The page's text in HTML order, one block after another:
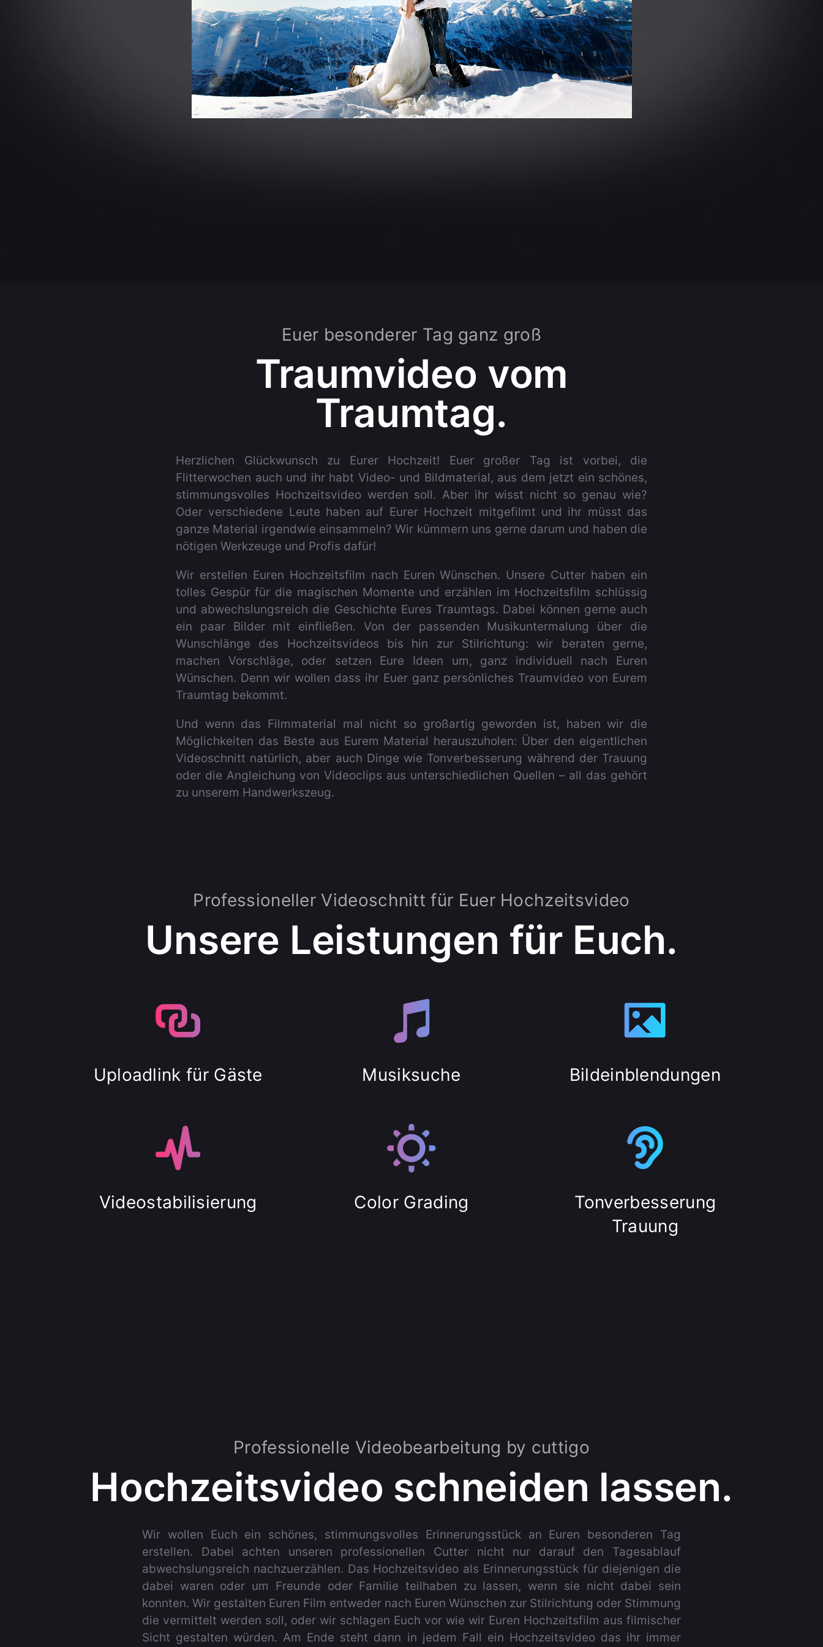
Euer besonderer Tag ganz groß
Traumvideo vom
Traumtag.
Herzlichen Glückwunsch zu Eurer Hochzeit! Euer großer Tag ist vorbei, die
Flitterwochen auch und ihr habt Video- und Bildmaterial, aus dem jetzt ein schönes,
stimmungsvolles Hochzeitsvideo werden soll. Aber ihr wisst nicht so genau wie?
Oder verschiedene Leute haben auf Eurer Hochzeit mitgefilmt und ihr müsst das
ganze Material irgendwie einsammeln? Wir kümmern uns gerne darum und haben die
nötigen Werkzeuge und Profis dafür!
Wir erstellen Euren Hochzeitsfilm nach Euren Wünschen. Unsere Cutter haben ein
tolles Gespür für die magischen Momente und erzählen im Hochzeitsfilm schlüssig
und abwechslungsreich die Geschichte Eures Traumtags. Dabei können gerne auch
ein paar Bilder mit einfließen. Von der passenden Musikuntermalung über die
Wunschlänge des Hochzeitsvideos bis hin zur Stilrichtung: wir beraten gerne,
machen Vorschläge, oder setzen Eure Ideen um, ganz individuell nach Euren
Wünschen. Denn wir wollen dass ihr Euer ganz persönliches Traumvideo von Eurem
Traumtag bekommt.
Und wenn das Filmmaterial mal nicht so großartig geworden ist, haben wir die
Möglichkeiten das Beste aus Eurem Material herauszuholen: Über den eigentlichen
Videoschnitt natürlich, aber auch Dinge wie Tonverbesserung während der Trauung
oder die Angleichung von Videoclips aus unterschiedlichen Quellen – all das gehört
zu unserem Handwerkszeug.
Professioneller Videoschnitt für Euer Hochzeitsvideo
Unsere Leistungen für Euch.
Uploadlink für Gäste Musiksuche Bildeinblendungen
Videostabilisierung Color Grading
Tonverbesserung
Trauung
Professionelle Videobearbeitung by cuttigo
Hochzeitsvideo schneiden lassen.
Wir wollen Euch ein schönes, stimmungsvolles Erinnerungsstück an Euren besonderen Tag
erstellen. Dabei achten unseren professionellen Cutter nicht nur darauf den Tagesablauf
abwechslungsreich nachzuerzählen. Das Hochzeitsvideo als Erinnerungsstück für diejenigen die
dabei waren oder um Freunde oder Familie teilhaben zu lassen, wenn sie nicht dabei sein
konnten. Wir gestalten Euren Film entweder nach Euren Wünschen zur Stilrichtung oder Stimmung
die vermittelt werden soll, oder wir schlagen Euch vor wie wir Euren Hochzeitsfilm aus filmischer
Sicht gestalten würden. Am Ende steht dann in jedem Fall ein Hochzeitsvideo das ihr immer